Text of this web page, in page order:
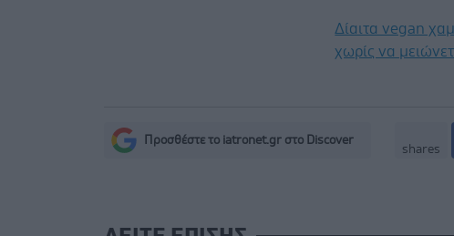
Δίαιτα vegan
χωρίς να
Προσθέστε το iatronet.gr στο Discover
shares